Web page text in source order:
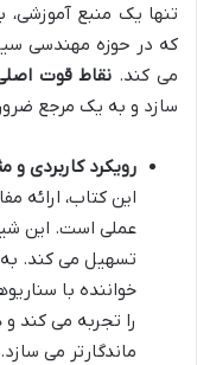
تنها یک منبع
که در حوزه مهندسی
می کند. نقاط قوت
سازد و به یک مرجع
رویکرد کاربردی و
این کتاب، ارائه
عملی است. این
تسهیل می کند.
خواننده با
را تجربه می کند
ماندگارتر می سازد.